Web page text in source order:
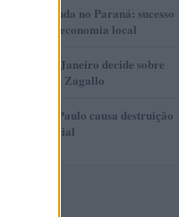
de Lavanda no Paraná: sucesso
a economia local
do Rio de Janeiro decide sobre
de bens de Zagallo
em São Paulo causa destruição
comercial